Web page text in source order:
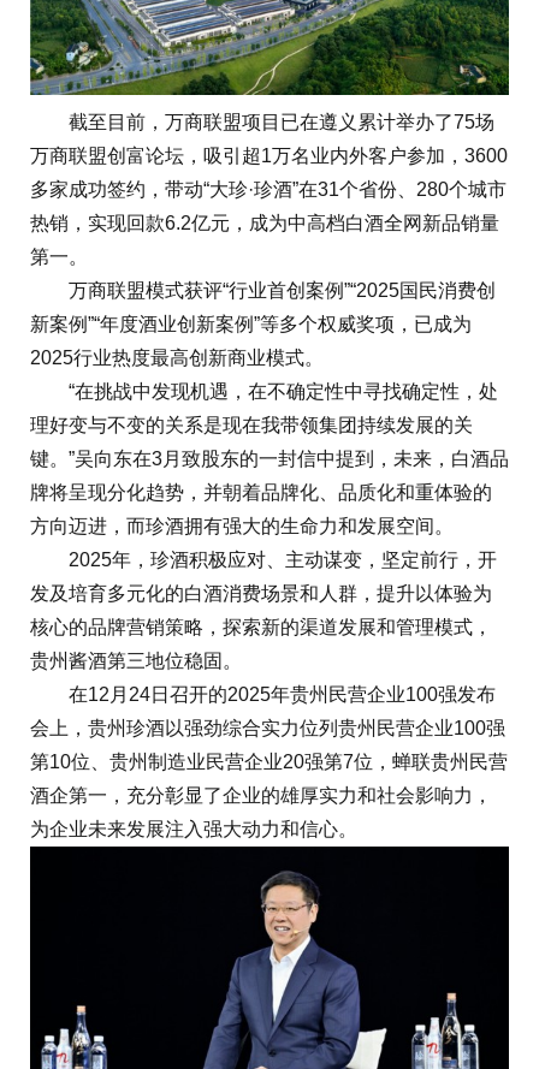
截至目前，万商联盟项目已在遵义累计举办了75场
万商联盟创富论坛，吸引超1万名业内外客户参加，3600
多家成功签约，带动“大珍·珍酒”在31个省份、280个城市
热销，实现回款6.2亿元，成为中高档白酒全网新品销量
第一。
万商联盟模式获评“行业首创案例”“2025国民消费创
新案例”“年度酒业创新案例”等多个权威奖项，已成为
2025行业热度最高创新商业模式。
“在挑战中发现机遇，在不确定性中寻找确定性，处
理好变与不变的关系是现在我带领集团持续发展的关
键。”吴向东在3月致股东的一封信中提到，未来，白酒品
牌将呈现分化趋势，并朝着品牌化、品质化和重体验的
方向迈进，而珍酒拥有强大的生命力和发展空间。
2025年，珍酒积极应对、主动谋变，坚定前行，开
发及培育多元化的白酒消费场景和人群，提升以体验为
核心的品牌营销策略，探索新的渠道发展和管理模式，
贵州酱酒第三地位稳固。
在12月24日召开的2025年贵州民营企业100强发布
会上，贵州珍酒以强劲综合实力位列贵州民营企业100强
第10位、贵州制造业民营企业20强第7位，蝉联贵州民营
酒企第一，充分彰显了企业的雄厚实力和社会影响力，
为企业未来发展注入强大动力和信心。